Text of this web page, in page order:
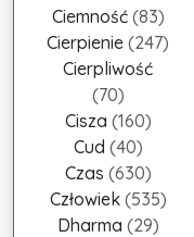
Ciemność (83)
Cierpienie (247)
Cierpliwość
(70)
Cisza (160)
Cud (40)
Czas (630)
Człowiek (535)
Dharma (29)